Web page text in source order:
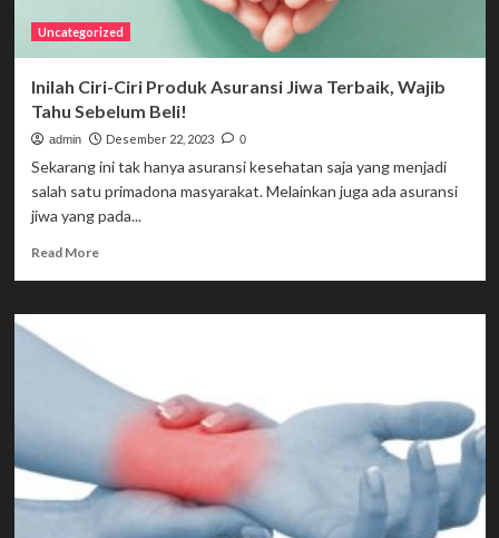
Uncategorized
Inilah Ciri-Ciri Produk Asuransi Jiwa Terbaik, Wajib
Tahu Sebelum Beli!
admin Desember 22, 2023 0
Sekarang ini tak hanya asuransi kesehatan saja yang menjadi
salah satu primadona masyarakat. Melainkan juga ada asuransi
jiwa yang pada...
Read MoreRead
Inilah
Produk
Asuransi
Tahu
Sebelum
Beli!